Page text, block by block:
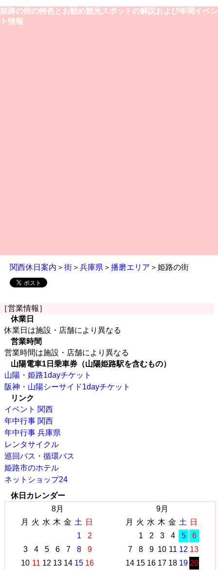
姫路の街の特色とお勧め観光スポットの解説および年間イベン
ト情報
関西休日案内 ＞ 街 ＞ 兵庫県 ＞ 播磨エリア ＞姫路の街
［営業情報］
休業日
休業日は施設・店舗により異なる
営業時間
営業時間は施設・店舗により異なる
山陽電車1日乗車券（山陽姫路駅を含むもの）
山陽・姫路1dayチケット
阪神・山陽シーサイド1dayチケット
リンク
イベント 関西
年中行事 関西
年中行事 兵庫県
レンタサイクル
巡回バス・循環バス
姫路市のホテル
ネットショップ24
休日カレンダー
8月
月
火 水 木 金 土
日
1
2
3
4 5 6 7 8
9
10 11 12 13 14 15 16
9月
月
火 水 木 金 土
日
1
2 3 4 5
6
7
8 9 10 11 12 13
14 15 16 17 18 19 20